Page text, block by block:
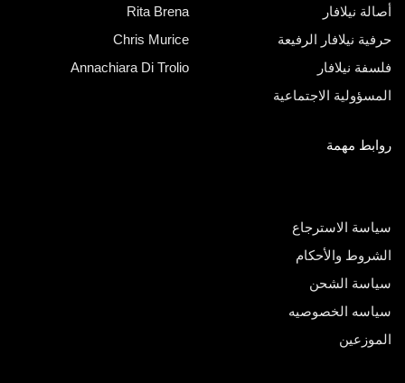
أصالة نيلافار
حرفية نيلافار الرفيعة
فلسفة نيلافار
المسؤولية الاجتماعية
Rita Brena
Chris Murice
Annachiara Di Trolio
روابط مهمة
سياسة الاسترجاع
الشروط والأحكام
سياسة الشحن
سياسه الخصوصيه
الموزعين